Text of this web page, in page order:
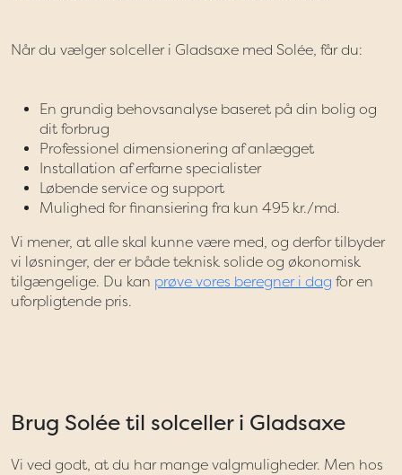
Når du vælger solceller i Gladsaxe med Solée, får du:
En grundig behovsanalyse baseret på din bolig og
dit forbrug
Professionel dimensionering af anlægget
Installation af erfarne specialister
Løbende service og support
Mulighed for finansiering fra kun 495 kr./md.
Vi mener, at alle skal kunne være med, og derfor tilbyder
vi løsninger, der er både teknisk solide og økonomisk
tilgængelige. Du kan prøve vores beregner i dag for en
uforpligtende pris.
Brug Solée til solceller i Gladsaxe
Vi ved godt, at du har mange valgmuligheder. Men hos